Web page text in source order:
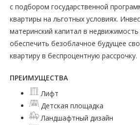
с подбором государственной
квартиры на льготных условиях.
материнский капитал в
обеспечить безоблачное будущее
квартиру в беспроцентную рассрочку.
ПРЕИМУЩЕСТВА
Лифт
Детская площадка
Ландшафтный дизайн